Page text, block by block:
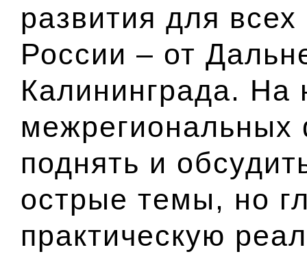
развития для
России – от
Калининграда. На
поднять и
острые темы, но
практическую